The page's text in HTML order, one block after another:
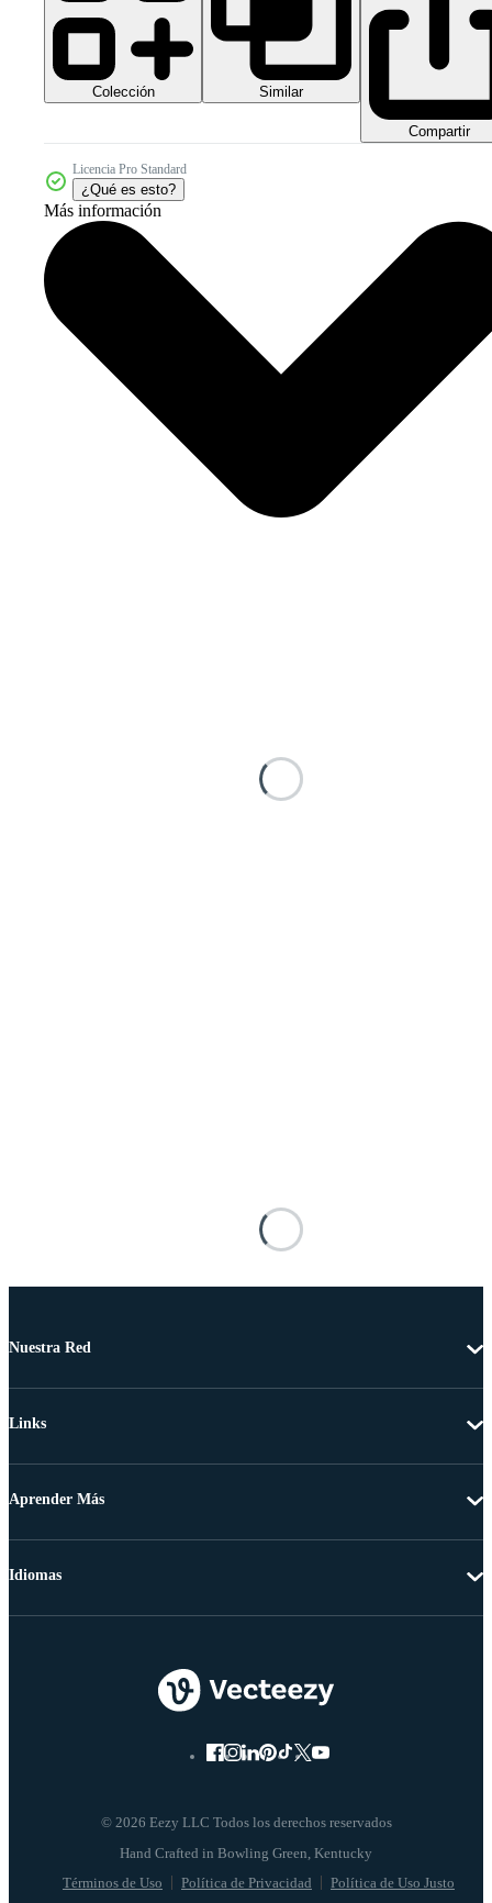
Colección Similar
Compartir
Licencia Pro Standard
¿Qué es esto?
Más información
Nuestra Red
Links
Aprender Más
© 2026 Eezy LLC Todos los derechos reservados
Términos de Uso Política de Privacidad Política de Uso Justo
Idiomas